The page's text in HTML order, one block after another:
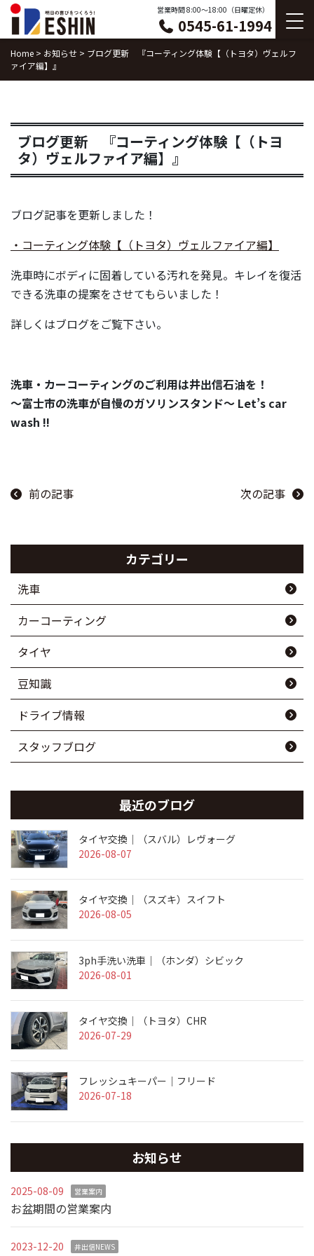
Skip
content
営業時間 8:00〜18:00（日曜定休）
0545-61-1994
Home > お知らせ > ブログ更新 『コーティング体験【（トヨタ）ヴェルフ
ァイア編】』
ブログ更新 『コーティング体験【（トヨ
タ）ヴェルファイア編】』
ブログ記事を更新しました！
・コーティング体験【（トヨタ）ヴェルファイア編】
洗車時にボディに固着している汚れを発見。キレイを復活
できる洗車の提案をさせてもらいました！
詳しくはブログをご覧下さい。
洗車・カーコーティングのご利用は井出信石油を！
～富士市の洗車が自慢のガソリンスタンド～ Let’s car
wash !!
前の記事 次の記事
カテゴリー
洗車
カーコーティング
タイヤ
豆知識
ドライブ情報
スタッフブログ
最近のブログ
タイヤ交換｜（スバル）レヴォーグ
2026-08-07
タイヤ交換｜（スズキ）スイフト
2026-08-05
3ph手洗い洗車｜（ホンダ）シビック
2026-08-01
タイヤ交換｜（トヨタ）CHR
2026-07-29
フレッシュキーパー｜フリード
2026-07-18
お知らせ
2025-08-09 営業案内
お盆期間の営業案内
2023-12-20 井出信NEWS